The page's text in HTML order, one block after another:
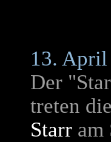
13. April
Der
treten die
Starr am